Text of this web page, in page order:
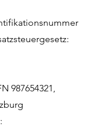
987654321,